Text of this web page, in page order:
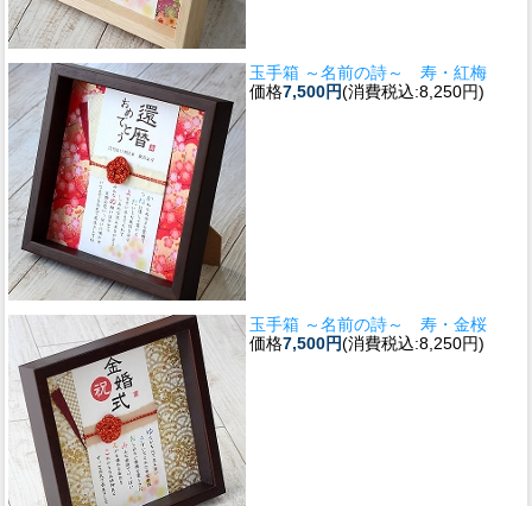
玉手箱 ～名前の詩～ 寿・紅梅
価格7,500円(消費税込:8,250円)
玉手箱 ～名前の詩～ 寿・金桜
価格7,500円(消費税込:8,250円)